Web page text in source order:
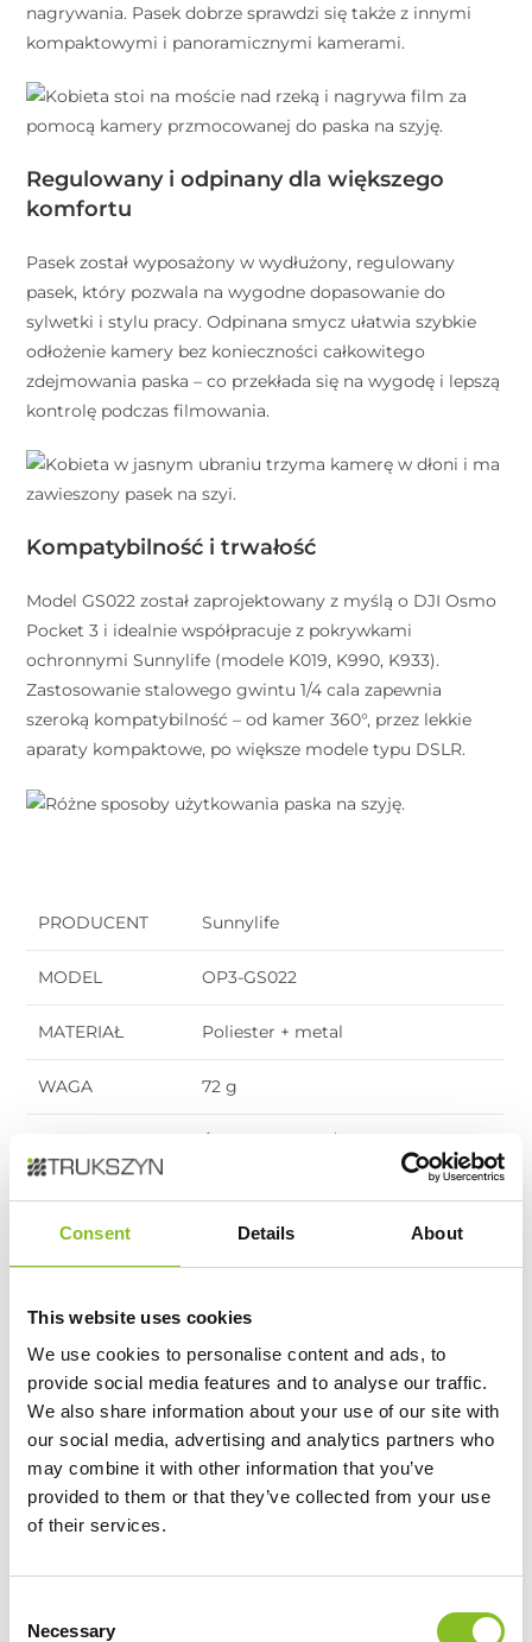
Consent Details About
This website uses cookies
We use cookies to personalise content and ads, to
provide social media features and to analyse our traffic.
We also share information about your use of our site with
our social media, advertising and analytics partners who
may combine it with other information that you’ve
provided to them or that they’ve collected from your use
of their services.
Necessary
nagrywania. Pasek dobrze sprawdzi się także z innymi
kompaktowymi i panoramicznymi kamerami.
Regulowany i odpinany dla większego
komfortu
Pasek został wyposażony w wydłużony, regulowany
pasek, który pozwala na wygodne dopasowanie do
sylwetki i stylu pracy. Odpinana smycz ułatwia szybkie
odłożenie kamery bez konieczności całkowitego
zdejmowania paska – co przekłada się na wygodę i lepszą
kontrolę podczas filmowania.
Kompatybilność i trwałość
Model GS022 został zaprojektowany z myślą o DJI Osmo
Pocket 3 i idealnie współpracuje z pokrywkami
ochronnymi Sunnylife (modele K019, K990, K933).
Zastosowanie stalowego gwintu 1/4 cala zapewnia
szeroką kompatybilność – od kamer 360°, przez lekkie
aparaty kompaktowe, po większe modele typu DSLR.
PRODUCENT Sunnylife
MODEL OP3-GS022
MATERIAŁ Poliester + metal
WAGA 72 g
Śruba stalowa 1/4 cala
ZASTOSOWANIE
Osmo Pocket 3, kamery
panoramiczne, aparaty
Sunnylife
SDSHOBBY Technology Industrial Limited
sales901@sunnylife.net
Shenzhen 518131
Long Hua District 2nd Bldg 5th Floor
Podobne produkty